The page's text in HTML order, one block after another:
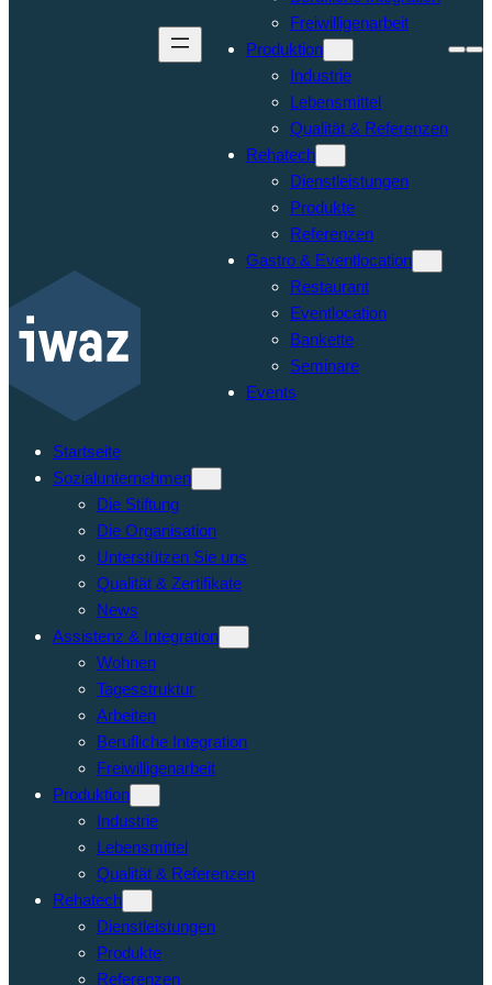
Freiwilligenarbeit
Produktion
Industrie
Lebensmittel
Qualität & Referenzen
Rehatech
Dienstleistungen
Produkte
Referenzen
Gastro & Eventlocation
Restaurant
Eventlocation
Bankette
Seminare
Events
Startseite
Sozialunternehmen
Die Stiftung
Die Organisation
Unterstützen Sie uns
Qualität & Zertifikate
News
Assistenz & Integration
Wohnen
Tagesstruktur
Arbeiten
Berufliche Integration
Freiwilligenarbeit
Produktion
Industrie
Lebensmittel
Qualität & Referenzen
Rehatech
Dienstleistungen
Produkte
Referenzen